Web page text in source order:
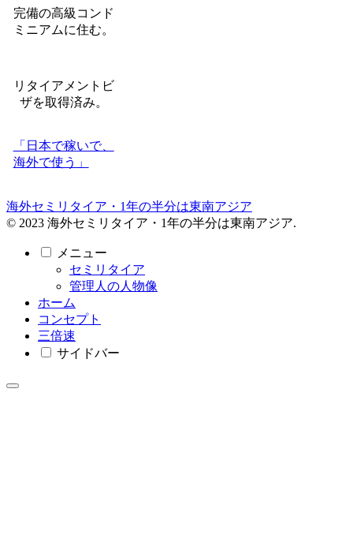
完備の高級コンド
ミニアムに住む。
リタイアメントビ
ザを取得済み。
「日本で稼いで、
海外で使う」
海外セミリタイア・1年の半分は東南アジア
© 2023 海外セミリタイア・1年の半分は東南アジア.
メニュー
セミリタイア
管理人の人物像
ホーム
コンセプト
三倍速
サイドバー